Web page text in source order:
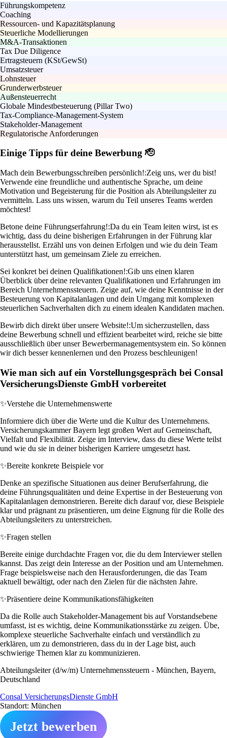
Führungskompetenz
Coaching
Ressourcen- und Kapazitätsplanung
Steuerliche Modellierungen
M&A-Transaktionen
Tax Due Diligence
Ertragsteuern (KSt/GewSt)
Umsatzsteuer
Lohnsteuer
Grunderwerbsteuer
Außensteuerrecht
Globale Mindestbesteuerung (Pillar Two)
Tax-Compliance-Management-System
Stakeholder-Management
Regulatorische Anforderungen
Einige Tipps für deine Bewerbung 🫡
Mach dein Bewerbungsschreiben persönlich!:Zeig uns, wer du bist!
Verwende eine freundliche und authentische Sprache, um deine
Motivation und Begeisterung für die Position als Abteilungsleiter zu
vermitteln. Lass uns wissen, warum du Teil unseres Teams werden
möchtest!
Betone deine Führungserfahrung!:Da du ein Team leiten wirst, ist es
wichtig, dass du deine bisherigen Erfahrungen in der Führung klar
herausstellst. Erzähl uns von deinen Erfolgen und wie du dein Team
unterstützt hast, um gemeinsam Ziele zu erreichen.
Sei konkret bei deinen Qualifikationen!:Gib uns einen klaren
Überblick über deine relevanten Qualifikationen und Erfahrungen im
Bereich Unternehmenssteuern. Zeige auf, wie deine Kenntnisse in der
Besteuerung von Kapitalanlagen und dein Umgang mit komplexen
steuerlichen Sachverhalten dich zu einem idealen Kandidaten machen.
Bewirb dich direkt über unsere Website!:Um sicherzustellen, dass
deine Bewerbung schnell und effizient bearbeitet wird, reiche sie bitte
ausschließlich über unser Bewerbermanagementsystem ein. So können
wir dich besser kennenlernen und den Prozess beschleunigen!
Wie man sich auf ein Vorstellungsgespräch bei Consal
VersicherungsDienste GmbH vorbereitet
✨Verstehe die Unternehmenswerte
Informiere dich über die Werte und die Kultur des Unternehmens.
Versicherungskammer Bayern legt großen Wert auf Gemeinschaft,
Vielfalt und Flexibilität. Zeige im Interview, dass du diese Werte teilst
und wie du sie in deiner bisherigen Karriere umgesetzt hast.
✨Bereite konkrete Beispiele vor
Denke an spezifische Situationen aus deiner Berufserfahrung, die
deine Führungsqualitäten und deine Expertise in der Besteuerung von
Kapitalanlagen demonstrieren. Bereite dich darauf vor, diese Beispiele
klar und prägnant zu präsentieren, um deine Eignung für die Rolle des
Abteilungsleiters zu unterstreichen.
✨Fragen stellen
Bereite einige durchdachte Fragen vor, die du dem Interviewer stellen
kannst. Das zeigt dein Interesse an der Position und am Unternehmen.
Frage beispielsweise nach den Herausforderungen, die das Team
aktuell bewältigt, oder nach den Zielen für die nächsten Jahre.
✨Präsentiere deine Kommunikationsfähigkeiten
Da die Rolle auch Stakeholder-Management bis auf Vorstandsebene
umfasst, ist es wichtig, deine Kommunikationsstärke zu zeigen. Übe,
komplexe steuerliche Sachverhalte einfach und verständlich zu
erklären, um zu demonstrieren, dass du in der Lage bist, auch
schwierige Themen klar zu kommunizieren.
Abteilungsleiter (d/w/m) Unternehmenssteuern - München, Bayern,
Deutschland
Consal VersicherungsDienste GmbH
Standort: München
Jetzt bewerben